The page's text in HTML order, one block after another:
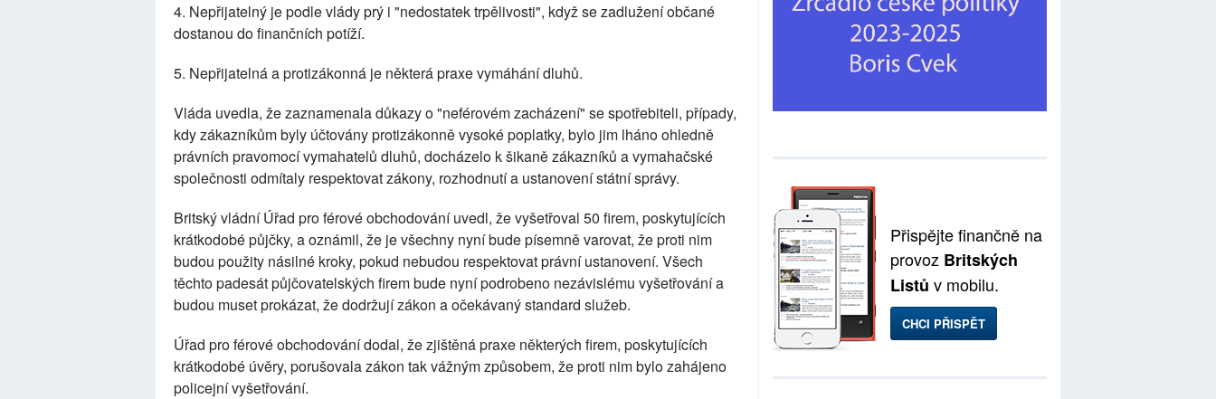
4. Nepřijatelný je podle vlády prý i "nedostatek trpělivosti", když se zadlužení občané
dostanou do finančních potíží.
5. Nepřijatelná a protizákonná je některá praxe vymáhání dluhů.
Vláda uvedla, že zaznamenala důkazy o "neférovém zacházení" se spotřebiteli, případy,
kdy zákazníkům byly účtovány protizákonně vysoké poplatky, bylo jim lháno ohledně
právních pravomocí vymahatelů dluhů, docházelo k šikaně zákazníků a vymahačské
společnosti odmítaly respektovat zákony, rozhodnutí a ustanovení státní správy.
Britský vládní Úřad pro férové obchodování uvedl, že vyšetřoval 50 firem, poskytujících
krátkodobé půjčky, a oznámil, že je všechny nyní bude písemně varovat, že proti nim
budou použity násilné kroky, pokud nebudou respektovat právní ustanovení. Všech
těchto padesát půjčovatelských firem bude nyní podrobeno nezávislému vyšetřování a
budou muset prokázat, že dodržují zákon a očekávaný standard služeb.
Úřad pro férové obchodování dodal, že zjištěná praxe některých firem, poskytujících
krátkodobé úvěry, porušovala zákon tak vážným způsobem, že proti nim bylo zahájeno
policejní vyšetřování.
Přispějte finančně na
provoz Britských
Listů v mobilu.
CHCI PŘISPĚT